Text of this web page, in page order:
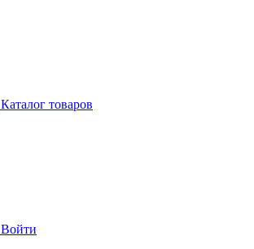
Каталог товаров
Войти